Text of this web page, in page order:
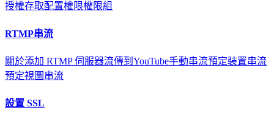
授權存取配置權限權限組
RTMP串流
關於添加 RTMP 伺服器流傳到YouTube手動串流預定裝置串流
預定視圖串流
設置 SSL